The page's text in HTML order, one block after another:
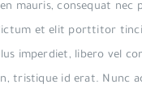
mauris, consequat
et elit porttitor
imperdiet, libero vel
tristique id erat. Nunc